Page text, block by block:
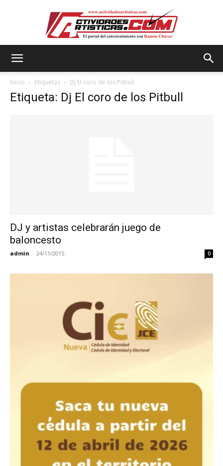
Inicio Etiquetas Dj El coro de los Pitbull
Etiqueta: Dj El coro de los Pitbull
DJ y artistas celebrarán juego de
baloncesto
admin - 24/11/2015 0